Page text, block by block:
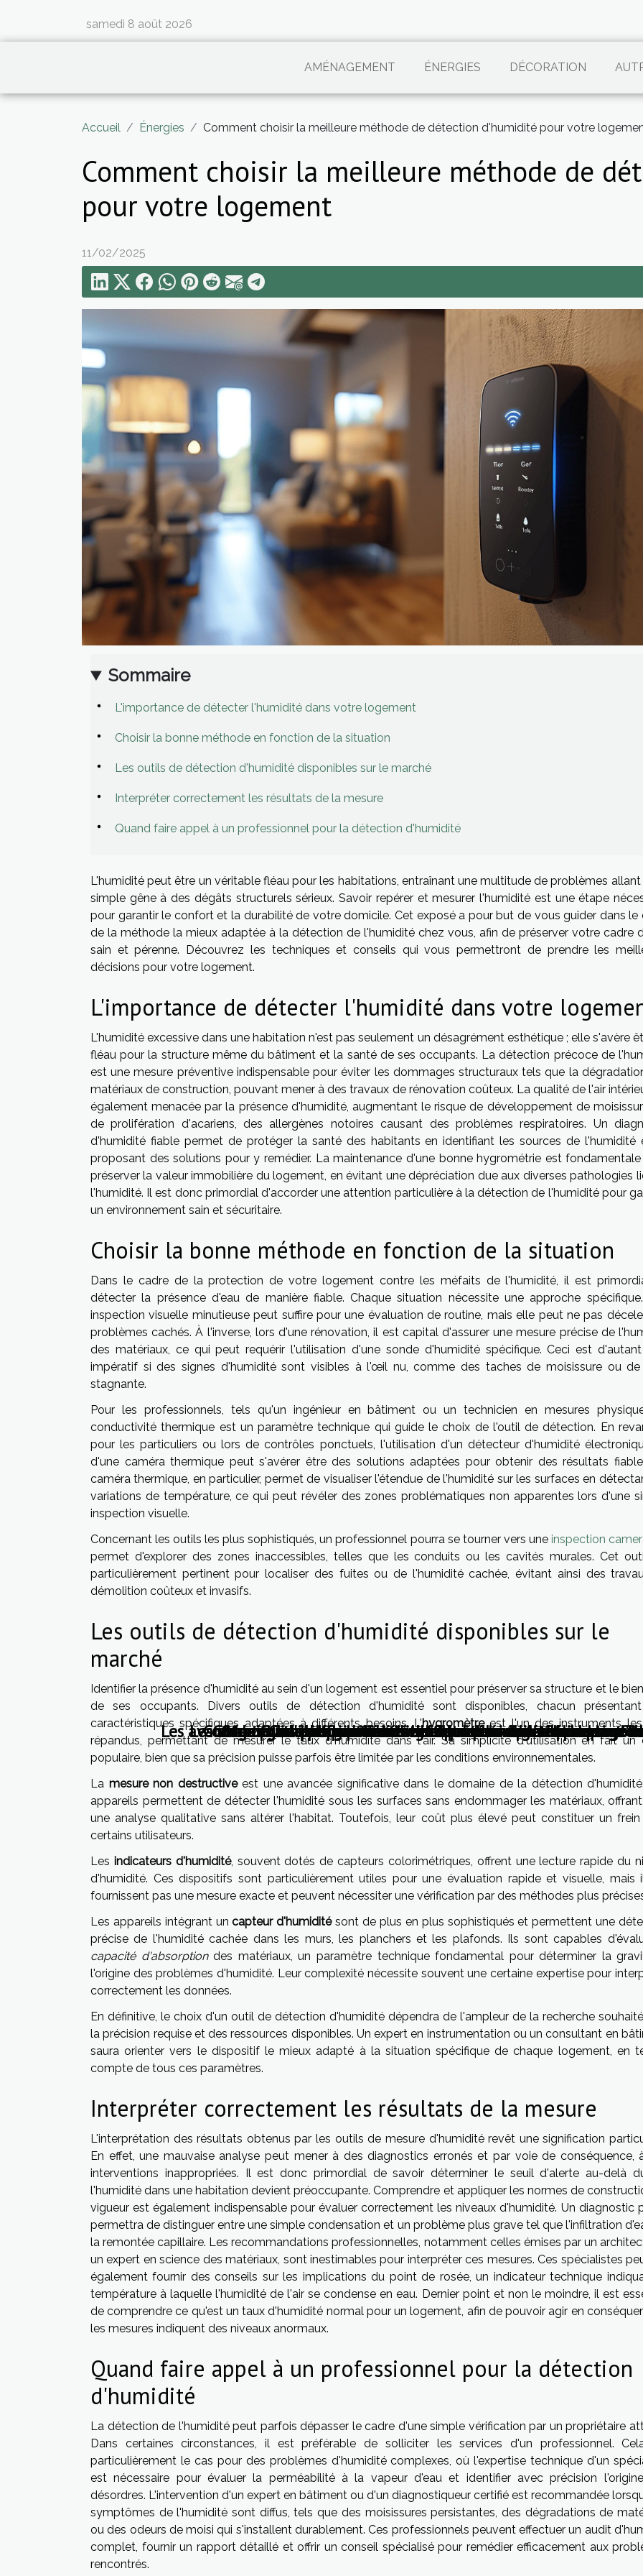
samedi 8 août 2026
AMÉNAGEMENT ÉNERGIES DÉCORATION
Accueil Énergies Comment choisir la meilleure méthode de détection d'humidité pour votre
Comment choisir la meilleure méthode de
pour votre logement
11/02/2025
Sommaire
L'importance de détecter l'humidité dans votre logement
Choisir la bonne méthode en fonction de la situation
Les outils de détection d'humidité disponibles sur le marché
Interpréter correctement les résultats de la mesure
Quand faire appel à un professionnel pour la détection d'humidité
L'humidité peut être un véritable fléau pour les habitations, entraînant une multitude de problèmes
simple gêne à des dégâts structurels sérieux. Savoir repérer et mesurer l'humidité est une étape
pour garantir le confort et la durabilité de votre domicile. Cet exposé a pour but de vous guider dans le
de la méthode la mieux adaptée à la détection de l'humidité chez vous, afin de préserver votre cadre
sain et pérenne. Découvrez les techniques et conseils qui vous permettront de prendre les
décisions pour votre logement.
L'importance de détecter l'humidité dans votre
L'humidité excessive dans une habitation n'est pas seulement un désagrément esthétique ; elle s'avère
fléau pour la structure même du bâtiment et la santé de ses occupants. La détection précoce de
est une mesure préventive indispensable pour éviter les dommages structuraux tels que la
matériaux de construction, pouvant mener à des travaux de rénovation coûteux. La qualité de l'air
également menacée par la présence d'humidité, augmentant le risque de développement de
de prolifération d'acariens, des allergènes notoires causant des problèmes respiratoires. Un
d'humidité fiable permet de protéger la santé des habitants en identifiant les sources de l'humidité
proposant des solutions pour y remédier. La maintenance d'une bonne hygrométrie est
préserver la valeur immobilière du logement, en évitant une dépréciation due aux diverses pathologies
l'humidité. Il est donc primordial d'accorder une attention particulière à la détection de l'humidité pour
un environnement sain et sécuritaire.
Choisir la bonne méthode en fonction de la situation
Dans le cadre de la protection de votre logement contre les méfaits de l'humidité, il est
détecter la présence d'eau de manière fiable. Chaque situation nécessite une approche
inspection visuelle minutieuse peut suffire pour une évaluation de routine, mais elle peut ne pas
problèmes cachés. À l'inverse, lors d'une rénovation, il est capital d'assurer une mesure précise de
des matériaux, ce qui peut requérir l'utilisation d'une sonde d'humidité spécifique. Ceci est
impératif si des signes d'humidité sont visibles à l'œil nu, comme des taches de moisissure ou de
stagnante.
Pour les professionnels, tels qu'un ingénieur en bâtiment ou un technicien en mesures
conductivité thermique est un paramètre technique qui guide le choix de l'outil de détection. En
pour les particuliers ou lors de contrôles ponctuels, l'utilisation d'un détecteur d'humidité
d'une caméra thermique peut s'avérer être des solutions adaptées pour obtenir des résultats
caméra thermique, en particulier, permet de visualiser l'étendue de l'humidité sur les surfaces en
variations de température, ce qui peut révéler des zones problématiques non apparentes lors d'une
inspection visuelle.
Concernant les outils les plus sophistiqués, un professionnel pourra se tourner vers une inspection
permet d'explorer des zones inaccessibles, telles que les conduits ou les cavités murales. Cet
particulièrement pertinent pour localiser des fuites ou de l'humidité cachée, évitant ainsi des
démolition coûteux et invasifs.
Les outils de détection d'humidité disponibles sur le
marché
Identifier la présence d'humidité au sein d'un logement est essentiel pour préserver sa structure et le
de ses occupants. Divers outils de détection d'humidité sont disponibles, chacun
caractéristiques spécifiques adaptées à différents besoins. L'hygromètreest l'un des instruments
répandus, permettant de mesurer le taux d'humidité dans l'air. Sa simplicité d'utilisation en fait un
populaire, bien que sa précision puisse parfois être limitée par les conditions environnementales.
La mesure non destructiveest une avancée significative dans le domaine de la détection
appareils permettent de détecter l'humidité sous les surfaces sans endommager les matériaux,
une analyse qualitative sans altérer l'habitat. Toutefois, leur coût plus élevé peut constituer un
certains utilisateurs.
Les indicateurs d'humidité, souvent dotés de capteurs colorimétriques, offrent une lecture rapide du
d'humidité. Ces dispositifs sont particulièrement utiles pour une évaluation rapide et visuelle, mais
fournissent pas une mesure exacte et peuvent nécessiter une vérification par des méthodes plus
Les appareils intégrant uncapteur d'humiditésont de plus en plus sophistiqués et permettent une
précise de l'humidité cachée dans les murs, les planchers et les plafonds. Ils sont capables
capacité d'absorptiondes matériaux, un paramètre technique fondamental pour déterminer la
l'origine des problèmes d'humidité. Leur complexité nécessite souvent une certaine expertise pour
correctement les données.
En définitive, le choix d'un outil de détection d'humidité dépendra de l'ampleur de la recherche
la précision requise et des ressources disponibles. Un expert en instrumentation ou un consultant en
saura orienter vers le dispositif le mieux adapté à la situation spécifique de chaque logement, en
compte de tous ces paramètres.
Interpréter correctement les résultats de la mesure
L'interprétation des résultats obtenus par les outils de mesure d'humidité revêt une signification
En effet, une mauvaise analyse peut mener à des diagnostics erronés et par voie de conséquence,
interventions inappropriées. Il est donc primordial de savoir déterminer le seuil d'alerte au-delà
l'humidité dans une habitation devient préoccupante. Comprendre et appliquer les normes de
vigueur est également indispensable pour évaluer correctement les niveaux d'humidité. Un diagnostic
permettra de distinguer entre une simple condensation et un problème plus grave tel que l'infiltration
la remontée capillaire. Les recommandations professionnelles, notamment celles émises par un
un expert en science des matériaux, sont inestimables pour interpréter ces mesures. Ces spécialistes
également fournir des conseils sur les implications du point de rosée, un indicateur technique
température à laquelle l'humidité de l'air se condense en eau. Dernier point et non le moindre, il est
de comprendre ce qu'est un taux d'humidité normal pour un logement, afin de pouvoir agir en
les mesures indiquent des niveaux anormaux.
Quand faire appel à un professionnel pour la détection
d'humidité
La détection de l'humidité peut parfois dépasser le cadre d'une simple vérification par un propriétaire
Dans certaines circonstances, il est préférable de solliciter les services d'un professionnel.
particulièrement le cas pour des problèmes d'humidité complexes, où l'expertise technique d'un
est nécessaire pour évaluer la perméabilité à la vapeur d'eau et identifier avec précision
désordres. L'intervention d'un expert en bâtiment ou d'un diagnostiqueur certifié est recommandée
symptômes de l'humidité sont diffus, tels que des moisissures persistantes, des dégradations de
ou des odeurs de moisi qui s'installent durablement. Ces professionnels peuvent effectuer un audit
complet, fournir un rapport détaillé et offrir un conseil spécialisé pour remédier efficacement aux
rencontrés.
Guide pour choisir la meilleure lampe solaire pour
Stratégies pour optimiser l'efficacité énergétique dans
Conseils pour choisir le bon service de dépannage
Maximiser l'efficacité énergétique lors de la rénovation
Guide pratique pour l'entretien et la durabilité des
Comment les énergies renouvelables peuvent réduire vos
Les avantages de l'isolation extérieure pour la réduction de la
Les avantages de l'isolation thermique lors d'un ravalement